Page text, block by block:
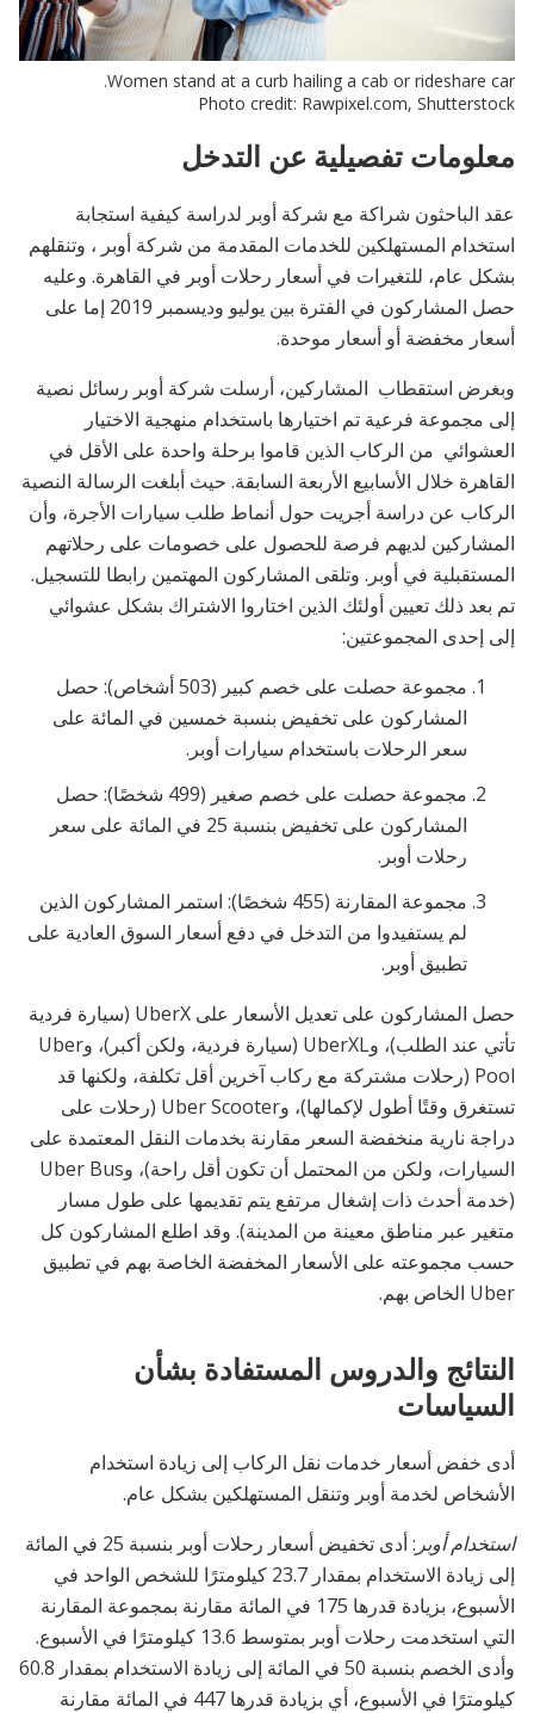
Women stand at a curb hailing a cab or rideshare car.
Photo credit: Rawpixel.com, Shutterstock
معلومات تفصيلية عن التدخل
عقد الباحثون شراكة مع شركة أوبر لدراسة كيفية استجابة
استخدام المستهلكين للخدمات المقدمة من شركة أوبر ، وتنقلهم
بشكل عام، للتغيرات في أسعار رحلات أوبر في القاهرة. وعليه
حصل المشاركون في الفترة بين يوليو وديسمبر 2019 إما على
أسعار مخفضة أو أسعار موحدة.
وبغرض استقطاب المشاركين، أرسلت شركة أوبر رسائل نصية
إلى مجموعة فرعية تم اختيارها باستخدام منهجية الاختيار
العشوائي من الركاب الذين قاموا برحلة واحدة على الأقل في
القاهرة خلال الأسابيع الأربعة السابقة. حيث أبلغت الرسالة النصية
الركاب عن دراسة أجريت حول أنماط طلب سيارات الأجرة، وأن
المشاركين لديهم فرصة للحصول على خصومات على رحلاتهم
المستقبلية في أوبر. وتلقى المشاركون المهتمين رابطا للتسجيل.
تم بعد ذلك تعيين أولئك الذين اختاروا الاشتراك بشكل عشوائي
إلى إحدى المجموعتين:
مجموعة حصلت على خصم كبير (503 أشخاص): حصل
المشاركون على تخفيض بنسبة خمسين في المائة على
سعر الرحلات باستخدام سيارات أوبر.
مجموعة حصلت على خصم صغير (499 شخصًا): حصل
المشاركون على تخفيض بنسبة 25 في المائة على سعر
رحلات أوبر.
مجموعة المقارنة (455 شخصًا): استمر المشاركون الذين
لم يستفيدوا من التدخل في دفع أسعار السوق العادية على
تطبيق أوبر.
حصل المشاركون على تعديل الأسعار على UberX (سيارة فردية
تأتي عند الطلب)، وUberXL (سيارة فردية، ولكن أكبر)، وUber
Pool (رحلات مشتركة مع ركاب آخرين أقل تكلفة، ولكنها قد
تستغرق وقتًا أطول لإكمالها)، وUber Scooter (رحلات على
دراجة نارية منخفضة السعر مقارنة بخدمات النقل المعتمدة على
السيارات، ولكن من المحتمل أن تكون أقل راحة)، وUber Bus
(خدمة أحدث ذات إشغال مرتفع يتم تقديمها على طول مسار
متغير عبر مناطق معينة من المدينة). وقد اطلع المشاركون كل
حسب مجموعته على الأسعار المخفضة الخاصة بهم في تطبيق
Uber الخاص بهم.
النتائج والدروس المستفادة بشأن
السياسات
أدى خفض أسعار خدمات نقل الركاب إلى زيادة استخدام
الأشخاص لخدمة أوبر وتنقل المستهلكين بشكل عام.
استخدام أوبر
: أدى تخفيض أسعار رحلات أوبر بنسبة 25 في المائة
إلى زيادة الاستخدام بمقدار 23.7 كيلومترًا للشخص الواحد في
الأسبوع، بزيادة قدرها 175 في المائة مقارنة بمجموعة المقارنة
التي استخدمت رحلات أوبر بمتوسط 13.6 كيلومترًا في الأسبوع.
وأدى الخصم بنسبة 50 في المائة إلى زيادة الاستخدام بمقدار 60.8
كيلومترًا في الأسبوع، أي بزيادة قدرها 447 في المائة مقارنة